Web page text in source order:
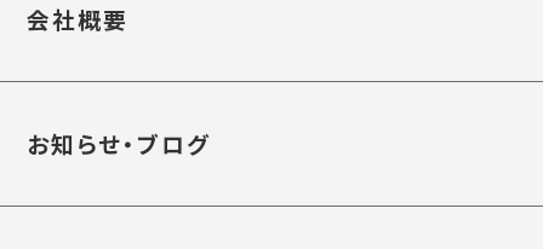
会社概要
お知らせ・ブログ